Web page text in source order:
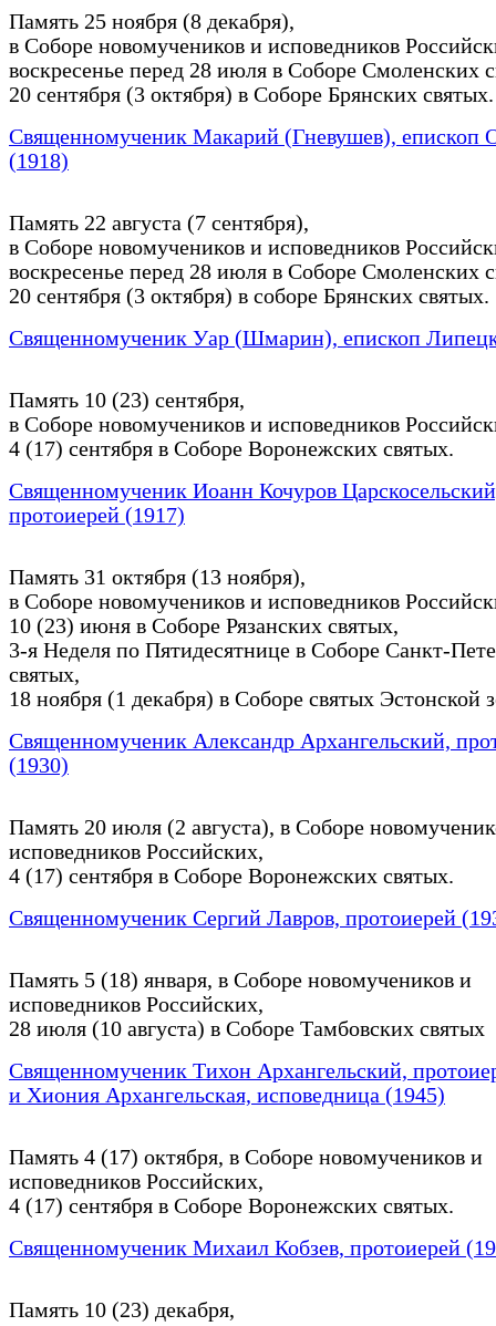
Память 25 ноября (8 декабря),
в Соборе новомучеников и исповедников
воскресенье перед 28 июля в Соборе Смоленских
20 сентября (3 октября) в Соборе Брянских святых.
Священномученик Макарий (Гневушев), епископ
(1918)
Память 22 августа (7 сентября),
в Соборе новомучеников и исповедников
воскресенье перед 28 июля в Соборе Смоленских
20 сентября (3 октября) в соборе Брянских святых.
Священномученик Уар (Шмарин), епископ
Память 10 (23) сентября,
в Соборе новомучеников и исповедников
4 (17) сентября в Соборе Воронежских святых.
Священномученик Иоанн Кочуров
протоиерей (1917)
Память 31 октября (13 ноября),
в Соборе новомучеников и исповедников
10 (23) июня в Соборе Рязанских святых,
3-я Неделя по Пятидесятнице в Соборе Санкт-
святых,
18 ноября (1 декабря) в Соборе святых Эстонской
Священномученик Александр Архангельский,
(1930)
Память 20 июля (2 августа), в Соборе
исповедников Российских,
4 (17) сентября в Соборе Воронежских святых.
Священномученик Сергий Лавров, протоиерей
Память 5 (18) января, в Соборе новомучеников и
исповедников Российских,
28 июля (10 августа) в Соборе Тамбовских святых
Священномученик Тихон Архангельский,
и Хиония Архангельская, исповедница (1945)
Память 4 (17) октября, в Соборе новомучеников и
исповедников Российских,
4 (17) сентября в Соборе Воронежских святых.
Священномученик Михаил Кобзев, протоиерей
Память 10 (23) декабря,